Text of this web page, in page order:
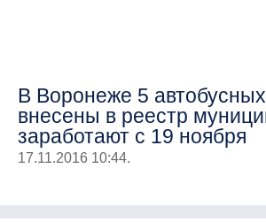
В Воронеже 5
внесены в реестр
заработают с 19 ноября
17.11.2016 10:44.